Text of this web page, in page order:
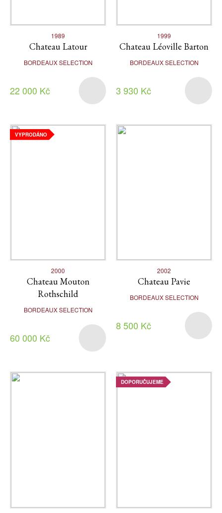
1989
Chateau Latour
BORDEAUX SELECTION
22 000 Kč
1999
Chateau Léoville Barton
BORDEAUX SELECTION
3 930 Kč
VYPRODÁNO
2000
Chateau Mouton
Rothschild
BORDEAUX SELECTION
60 000 Kč
2002
Chateau Pavie
BORDEAUX SELECTION
8 500 Kč
DOPORUČUJEME